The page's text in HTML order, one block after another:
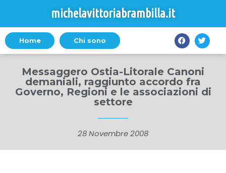
michelavittoriabrambilla.it
Home Chi sono
Messaggero Ostia-Litorale Canoni
demaniali, raggiunto accordo fra
Governo, Regioni e le associazioni di
settore
28 Novembre 2008